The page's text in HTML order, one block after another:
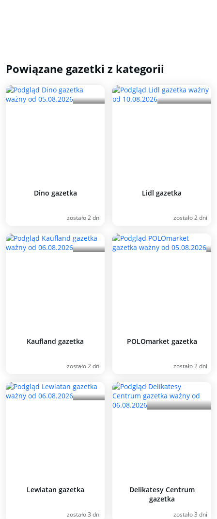
Powiązane gazetki z kategorii
Dino gazetka
zostało 2 dni
Lidl gazetka
zostało 2 dni
Kaufland gazetka
zostało 2 dni
POLOmarket gazetka
zostało 2 dni
Lewiatan gazetka
zostało 3 dni
Delikatesy Centrum
gazetka
zostało 3 dni